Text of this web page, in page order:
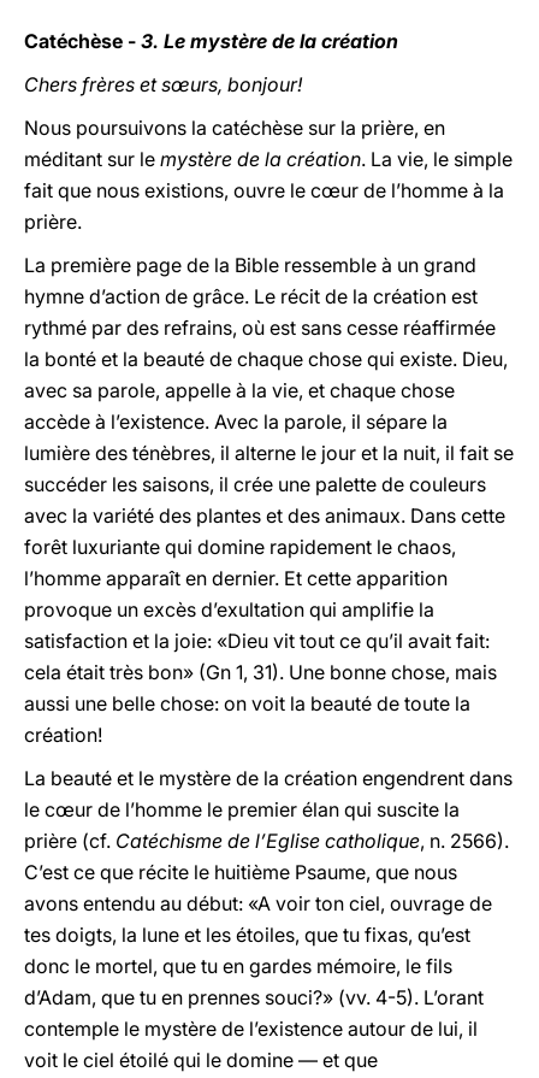
Catéchèse - 3. Le mystère de la création
Chers frères et sœurs, bonjour!
Nous poursuivons la catéchèse sur la prière, en
méditant sur le mystère de la création. La vie, le simple
fait que nous existions, ouvre le cœur de l’homme à la
prière.
La première page de la Bible ressemble à un grand
hymne d’action de grâce. Le récit de la création est
rythmé par des refrains, où est sans cesse réaffirmée
la bonté et la beauté de chaque chose qui existe. Dieu,
avec sa parole, appelle à la vie, et chaque chose
accède à l’existence. Avec la parole, il sépare la
lumière des ténèbres, il alterne le jour et la nuit, il fait se
succéder les saisons, il crée une palette de couleurs
avec la variété des plantes et des animaux. Dans cette
forêt luxuriante qui domine rapidement le chaos,
l’homme apparaît en dernier. Et cette apparition
provoque un excès d’exultation qui amplifie la
satisfaction et la joie: «Dieu vit tout ce qu’il avait fait:
cela était très bon» (Gn 1, 31). Une bonne chose, mais
aussi une belle chose: on voit la beauté de toute la
création!
La beauté et le mystère de la création engendrent dans
le cœur de l’homme le premier élan qui suscite la
prière (cf. Catéchisme de l’Eglise catholique, n. 2566).
C’est ce que récite le huitième Psaume, que nous
avons entendu au début: «A voir ton ciel, ouvrage de
tes doigts, la lune et les étoiles, que tu fixas, qu’est
donc le mortel, que tu en gardes mémoire, le fils
d’Adam, que tu en prennes souci?» (vv. 4-5). L’orant
contemple le mystère de l’existence autour de lui, il
voit le ciel étoilé qui le domine — et que